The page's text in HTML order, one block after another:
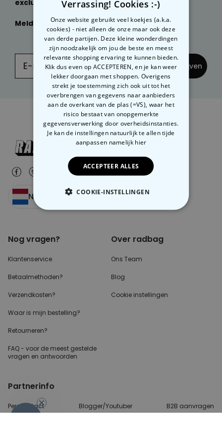
Gepersonaliseerd houten blok
waar het begon
Meer dan
gekocht
24,99 €
Personaliseerbaar
Gepersonaliseerde boxershort
met gezicht en tekst
Meer dan
11.600
gekocht
29,99 €
Polaroid-look
Gepersonaliseerde
Geurhanger set van 2
19,99 €
exclusieve kortingenontvangen?
Meld je dan nu aanvoor onzeNIEUWSBRIEF:
... en inschrijven
Nederland
Nog vragen?
Klantenservice
Betaalmethoden?
Verzendkosten?
Waar is mijn bestelling?
Retourneren?
FAQ - voor de meest gestelde
vragen en antwoorden
Over radbag
Ons Team
Blog
Cookie instellingen
Partnerinfo
Perscontact Blogger/Youtuber B2B aanvragen
Verrassing! Cookies :-)
Onze website gebruikt veel koekjes (a.k.a.
cookies) - niet alleen de onze maar ook deze
van derde partijen. Deze kleine wonderdingen
zijn noodzakelijk om jou de beste en meest
relevante shopping ervaring te kunnen bieden.
Klik dus even op ACCEPTEREN, en je kan weer
lekker doorgaan met shoppen. Overigens
strekt je toestemming zich ook uit tot het
overbrengen van gegevens naar aanbieders
aan de overkant van de plas (=VS), waar het
risico bestaat van onopgemerkte
gegevensverwerking door overheidsinstanties.
Je kan de instellingen natuurlijk te allen tijde
aanpassen namelijk hier
ACCEPTEER ALLES
COOKIE-INSTELLINGEN
NOODZAKELIJK
PERFORMANCE
OVERIGE